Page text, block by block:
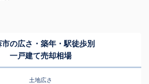
市の広さ・築年・駅徒歩別
一戸建て売却相場
土地広さ